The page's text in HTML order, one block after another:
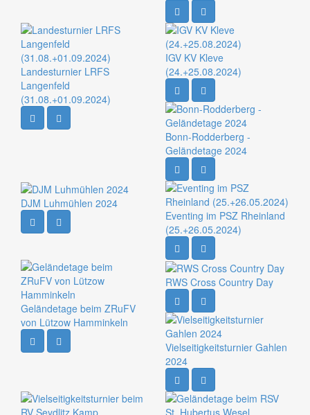
Landesturnier LRFS
Langenfeld
(31.08.+01.09.2024)
IGV KV Kleve
(24.+25.08.2024)
Bonn-Rodderberg -
Geländetage 2024
DJM Luhmühlen 2024
Eventing im PSZ Rheinland
(25.+26.05.2024)
Geländetage beim ZRuFV
von Lützow Hamminkeln
RWS Cross Country Day
Vielseitigkeitsturnier Gahlen
2024